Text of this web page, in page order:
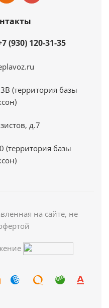
(930) 120-31-35
(территория базы
д.7
(территория базы
на сайте, не